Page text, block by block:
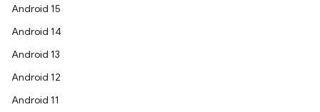
Android 15
Android 14
Android 13
Android 12
Android 11